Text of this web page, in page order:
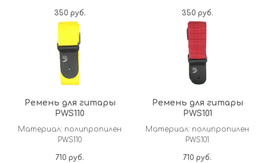
350 руб. 350 руб.
Ремень для гитары
PWS110
Материал: полипропилен
PWS110
710 руб.
Ремень для гитары
PWS101
Материал: полипропилен
PWS101
710 руб.